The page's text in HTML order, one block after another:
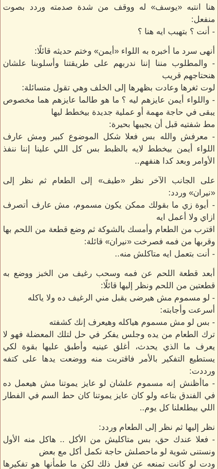
هنا انتبه «يوسف» له ووقف من شدة صدمته وردد بصوت
منفعل:
- أنت ؟ بتهبب ايه هنا ؟
أنهى سرد ما أخبره به اللواء «أيمن» وختم حديثه قائلًا:
- والمطلوب مننا إننا ندربهم على طريقتنا وأسلوبنا علشان
هنحتاجهم قريب
لوت ثغرها وعادت بظهرها إلى الخلف وهي تقول متسائلة:
- واللواء أيمن عايزهم ليه ؟ ما هو طالما عايزهم هما مخصوص
يبقى في حاجة مهمة أو عملية جديدة بيخطط ليها
مط شفتيه قبل أن يجيبها بحيرة:
- معرفش والله بس فعلا شكل الموضوع كبير ومش عارف
اللواء أيمن بيخطط لايه بالظبط بس كل اللي علينا إننا ننفذ
الأوامر وبعد كدا هنفهم..
على الجانب الآخر نظر «طيف» إلى الطعام ثم نظر إلى
«نيران» وردد:
- أيوة زي ما بقولك ممكن يكون مسموم، مش عارف أتصرف
ازاي ولا أعمل ايه
اقترب من الطعام وأمسك بالشوكة ثم وضع قطعة من اللحم بها
وقربها من فمه فصرخت «نيران» قائلة:
- أنت بتعمل ايه متاكلش منه..
أبعد قطعة اللحم عن فمه وسحب رغيف من الخبز ووضع به
قطعتين من اللحم ونظر إليها قائلًا:
- لو مسموم مش هيرضى يقبل مني الرغيف ده ولا ياكله
أسرعت وأجابته:
- بس لو مش مسموم هياكله وهيعرف إنك كشفته
ترك الطعام من يده وجلس يفكر في حل لتلك المعضلة فهو لا
يعرف ما الذي يحدث، أغلق عينيه وأطبق عليها بقوة لكي
يستطيع التفكير بالأمر فاقتربت منه ووضعت يدها على كتفه
ورددت:
- ماأظنش إنه مسموم علشان لو عايز يموتنا مش هيعمل ده
في الفندق بتاعه ولو كان عايز يموتنا كان حط السم في الفطار
اللي بيطلعلنا كل يوم..
نظر إليها ثم نظر إلى الطعام وردد:
- فعلا عندك حق، بس متاكليش من الأكل .. هاكل منه الأول
ونستنى شوية لو ماحصلش حاجة نكمل أكل مع بعض
ودت لو كانت تمنعه عن فعل ذلك لكن ما طمأنها هو تفكيرها